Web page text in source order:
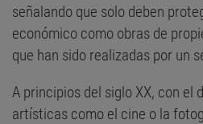
señalando que solo deben
económico como obras de
que han sido realizadas por un
A principios del siglo XX, con el
artísticas como el cine o la